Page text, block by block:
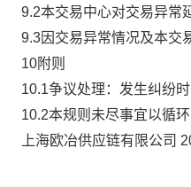
9.2本交易中心对交易异常
9.3因交易异常情况及本交
10附则
10.1争议处理：发生纠纷
10.2本规则未尽事宜以循
上海欧冶供应链有限公司